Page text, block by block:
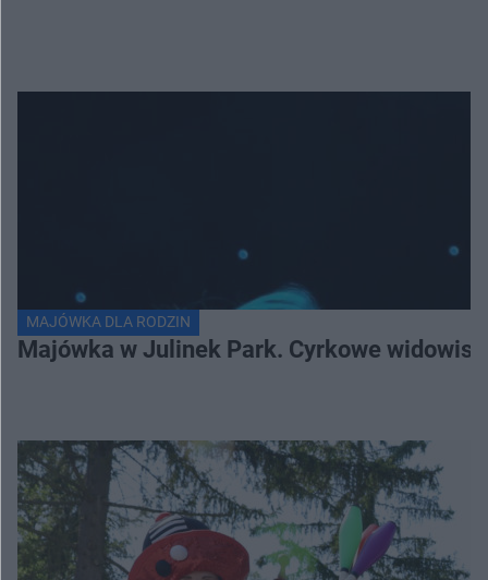
MAJÓWKA DLA RODZIN
Majówka w Julinek Park. Cyrkowe